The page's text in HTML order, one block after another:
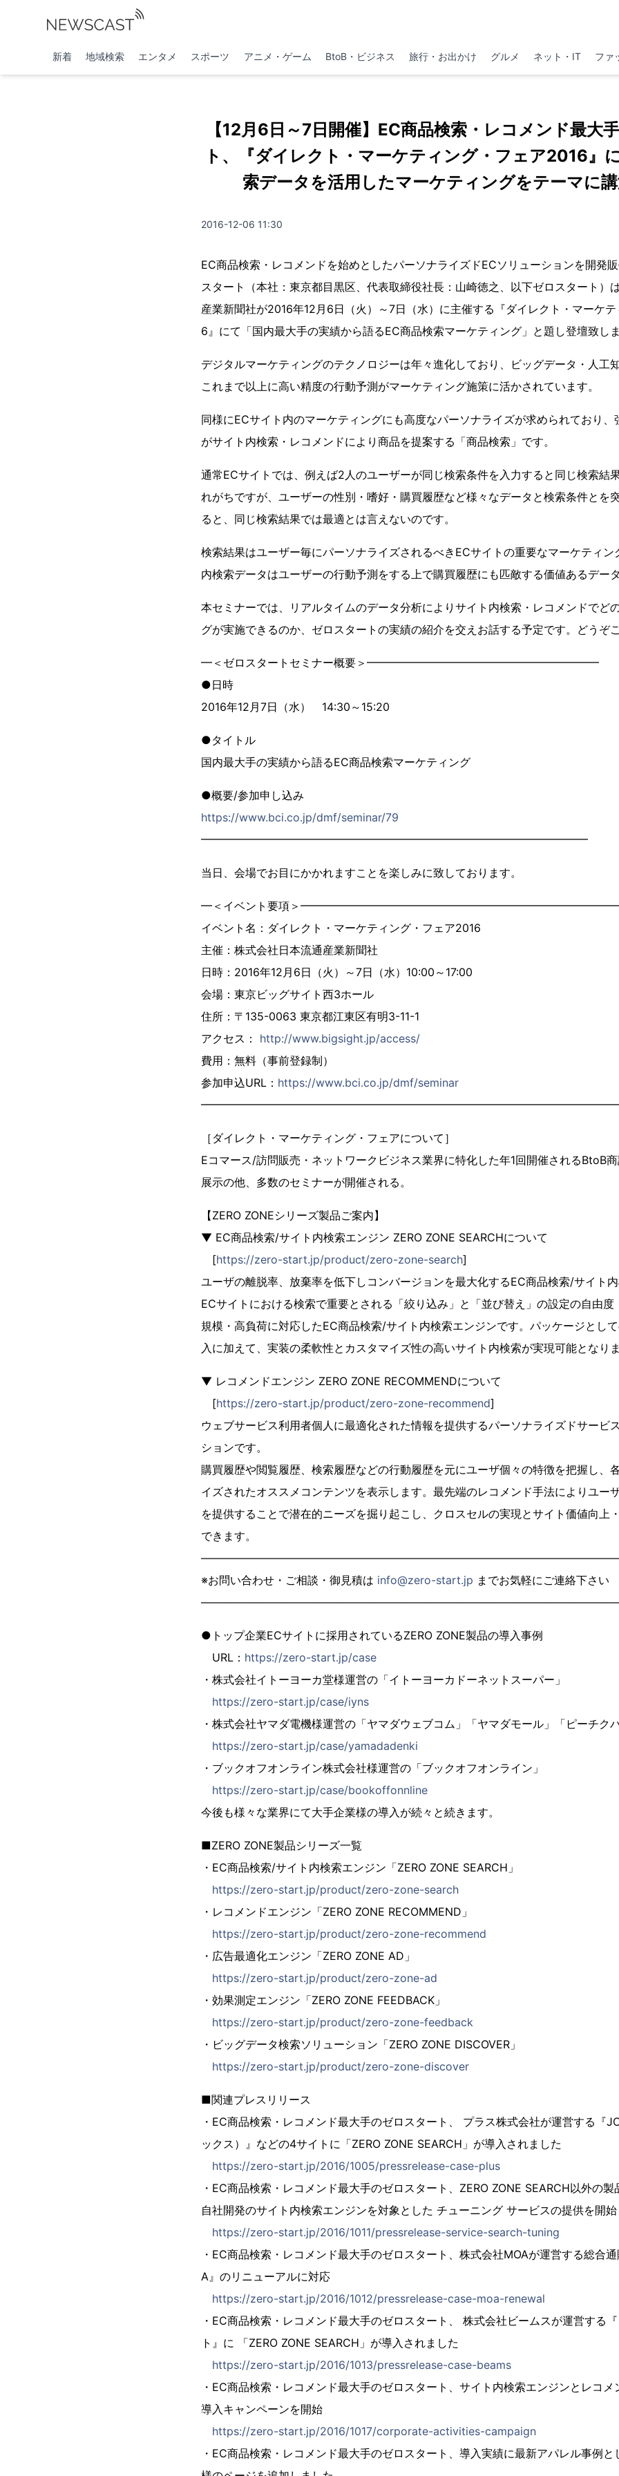
新着 地域検索 エンタメ スポーツ アニメ・ゲーム BtoB・ビジネス 旅行・お出かけ グルメ ネット・IT ファ
【12月6日～7日開催】EC商品検索・レコメンド最大
ト、『ダイレクト・マーケティング・フェア2016』
索データを活用したマーケティングをテーマに
2016-12-06 11:30
EC商品検索・レコメンドを始めとしたパーソナライズドECソリューションを開発
スタート（本社：東京都目黒区、代表取締役社長：山崎徳之、以下ゼロスタート）
産業新聞社が2016年12月6日（火）～7日（水）に主催する『ダイレクト・マーケ
6』にて「国内最大手の実績から語るEC商品検索マーケティング」と題し登壇致しま
デジタルマーケティングのテクノロジーは年々進化しており、ビッグデータ・人工
これまで以上に高い精度の行動予測がマーケティング施策に活かされています。
同様にECサイト内のマーケティングにも高度なパーソナライズが求められており
がサイト内検索・レコメンドにより商品を提案する「商品検索」です。
通常ECサイトでは、例えば2人のユーザーが同じ検索条件を入力すると同じ検索結
れがちですが、ユーザーの性別・嗜好・購買履歴など様々なデータと検索条件とを
ると、同じ検索結果では最適とは言えないのです。
検索結果はユーザー毎にパーソナライズされるべきECサイトの重要なマーケティン
内検索データはユーザーの行動予測をする上で購買履歴にも匹敵する価値あるデータ
本セミナーでは、リアルタイムのデータ分析によりサイト内検索・レコメンドでど
グが実施できるのか、ゼロスタートの実績の紹介を交えお話する予定です。どうぞ
━＜ゼロスタートセミナー概要＞━━━━━━━━━━━━━━━━━━━━━
●日時
2016年12月7日（水） 14:30～15:20
●タイトル
国内最大手の実績から語るEC商品検索マーケティング
●概要/参加申し込み
https://www.bci.co.jp/dmf/seminar/79
━━━━━━━━━━━━━━━━━━━━━━━━━━━━━━━━━━━
当日、会場でお目にかかれますことを楽しみに致しております。
━＜イベント要項＞
イベント名：ダイレクト・マーケティング・フェア2016
主催：株式会社日本流通産業新聞社
日時：2016年12月6日（火）～7日（水）10:00～17:00
会場：東京ビッグサイト西3ホール
住所：〒135-0063 東京都江東区有明3-11-1
アクセス： http://www.bigsight.jp/access/
費用：無料（事前登録制）
参加申込URL： https://www.bci.co.jp/dmf/seminar
［ダイレクト・マーケティング・フェアについて］
Eコマース/訪問販売・ネットワークビジネス業界に特化した年1回開催されるBtoB
展示の他、多数のセミナーが開催される。
【ZERO ZONEシリーズ製品ご案内】
▼ EC商品検索/サイト内検索エンジン ZERO ZONE SEARCHについて
[https://zero-start.jp/product/zero-zone-search]
ユーザの離脱率、放棄率を低下しコンバージョンを最大化するEC商品検索/サイト内
ECサイトにおける検索で重要とされる「絞り込み」と「並び替え」の設定の自由度
規模・高負荷に対応したEC商品検索/サイト内検索エンジンです。パッケージとし
入に加えて、実装の柔軟性とカスタマイズ性の高いサイト内検索が実現可能となりま
▼ レコメンドエンジン ZERO ZONE RECOMMENDについて
[https://zero-start.jp/product/zero-zone-recommend]
ウェブサービス利用者個人に最適化された情報を提供するパーソナライズドサービ
ションです。
購買履歴や閲覧履歴、検索履歴などの行動履歴を元にユーザ個々の特徴を把握し、
イズされたオススメコンテンツを表示します。最先端のレコメンド手法によりユー
を提供することで潜在的ニーズを掘り起こし、クロスセルの実現とサイト価値向上
できます。
※お問い合わせ・ご相談・御見積は info@zero-start.jp までお気軽にご連絡下さい
●トップ企業ECサイトに採用されているZERO ZONE製品の導入事例
URL： https://zero-start.jp/case
・株式会社イトーヨーカ堂様運営の「イトーヨーカドーネットスーパー」
https://zero-start.jp/case/iyns
・株式会社ヤマダ電機様運営の「ヤマダウェブコム」「ヤマダモール」「ピーチクパ
https://zero-start.jp/case/yamadadenki
・ブックオフオンライン株式会社様運営の「ブックオフオンライン」
https://zero-start.jp/case/bookoffonnline
今後も様々な業界にて大手企業様の導入が続々と続きます。
■ZERO ZONE製品シリーズ一覧
・EC商品検索/サイト内検索エンジン「ZERO ZONE SEARCH」
https://zero-start.jp/product/zero-zone-search
・レコメンドエンジン「ZERO ZONE RECOMMEND」
https://zero-start.jp/product/zero-zone-recommend
・広告最適化エンジン「ZERO ZONE AD」
https://zero-start.jp/product/zero-zone-ad
・効果測定エンジン「ZERO ZONE FEEDBACK」
https://zero-start.jp/product/zero-zone-feedback
・ビッグデータ検索ソリューション「ZERO ZONE DISCOVER」
https://zero-start.jp/product/zero-zone-discover
■関連プレスリリース
・EC商品検索・レコメンド最大手のゼロスタート、 プラス株式会社が運営する『
ックス）』などの4サイトに「ZERO ZONE SEARCH」が導入されました
https://zero-start.jp/2016/1005/pressrelease-case-plus
・EC商品検索・レコメンド最大手のゼロスタート、ZERO ZONE SEARCH以外の製
自社開発のサイト内検索エンジンを対象とした チューニング サービスの提供を開始
https://zero-start.jp/2016/1011/pressrelease-service-search-tuning
・EC商品検索・レコメンド最大手のゼロスタート、株式会社MOAが運営する総合
A』のリニューアルに対応
https://zero-start.jp/2016/1012/pressrelease-case-moa-renewal
・EC商品検索・レコメンド最大手のゼロスタート、 株式会社ビームスが運営する
ト』に 「ZERO ZONE SEARCH」が導入されました
https://zero-start.jp/2016/1013/pressrelease-case-beams
・EC商品検索・レコメンド最大手のゼロスタート、サイト内検索エンジンとレコメ
導入キャンペーンを開始
https://zero-start.jp/2016/1017/corporate-activities-campaign
・EC商品検索・レコメンド最大手のゼロスタート、導入実績に最新アパレル事例と